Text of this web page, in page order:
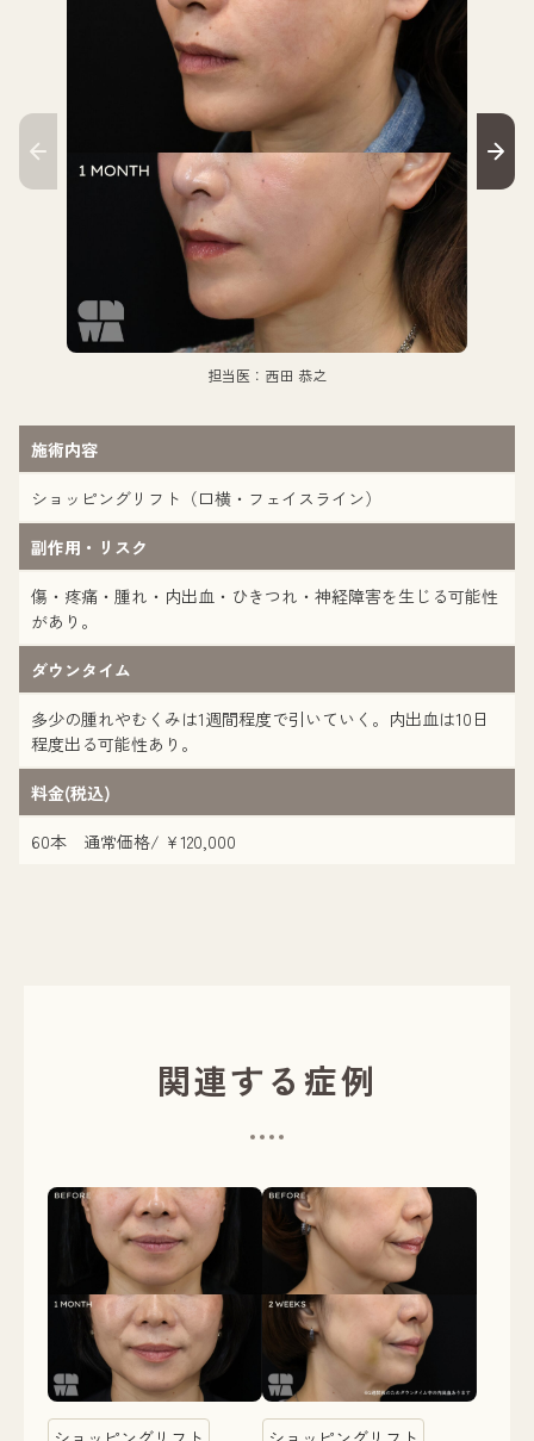
担当医：西田 恭之
施術内容
ショッピングリフト（口横・フェイスライン）
副作用・リスク
傷・疼痛・腫れ・内出血・ひきつれ・神経障害を生じる可能性
があり。
ダウンタイム
多少の腫れやむくみは1週間程度で引いていく。内出血は10日
程度出る可能性あり。
料金(税込)
60本 通常価格/ ¥120,000
関連する症例